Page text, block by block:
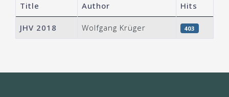
Title Author Hits
JHV 2018 Wolfgang Krüger 403